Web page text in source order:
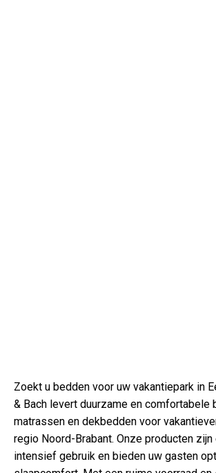
Zoekt u bedden voor uw vakantiepark in
& Bach levert duurzame en comfortabele
matrassen en dekbedden voor
regio Noord-Brabant. Onze producten
intensief gebruik en bieden uw gasten